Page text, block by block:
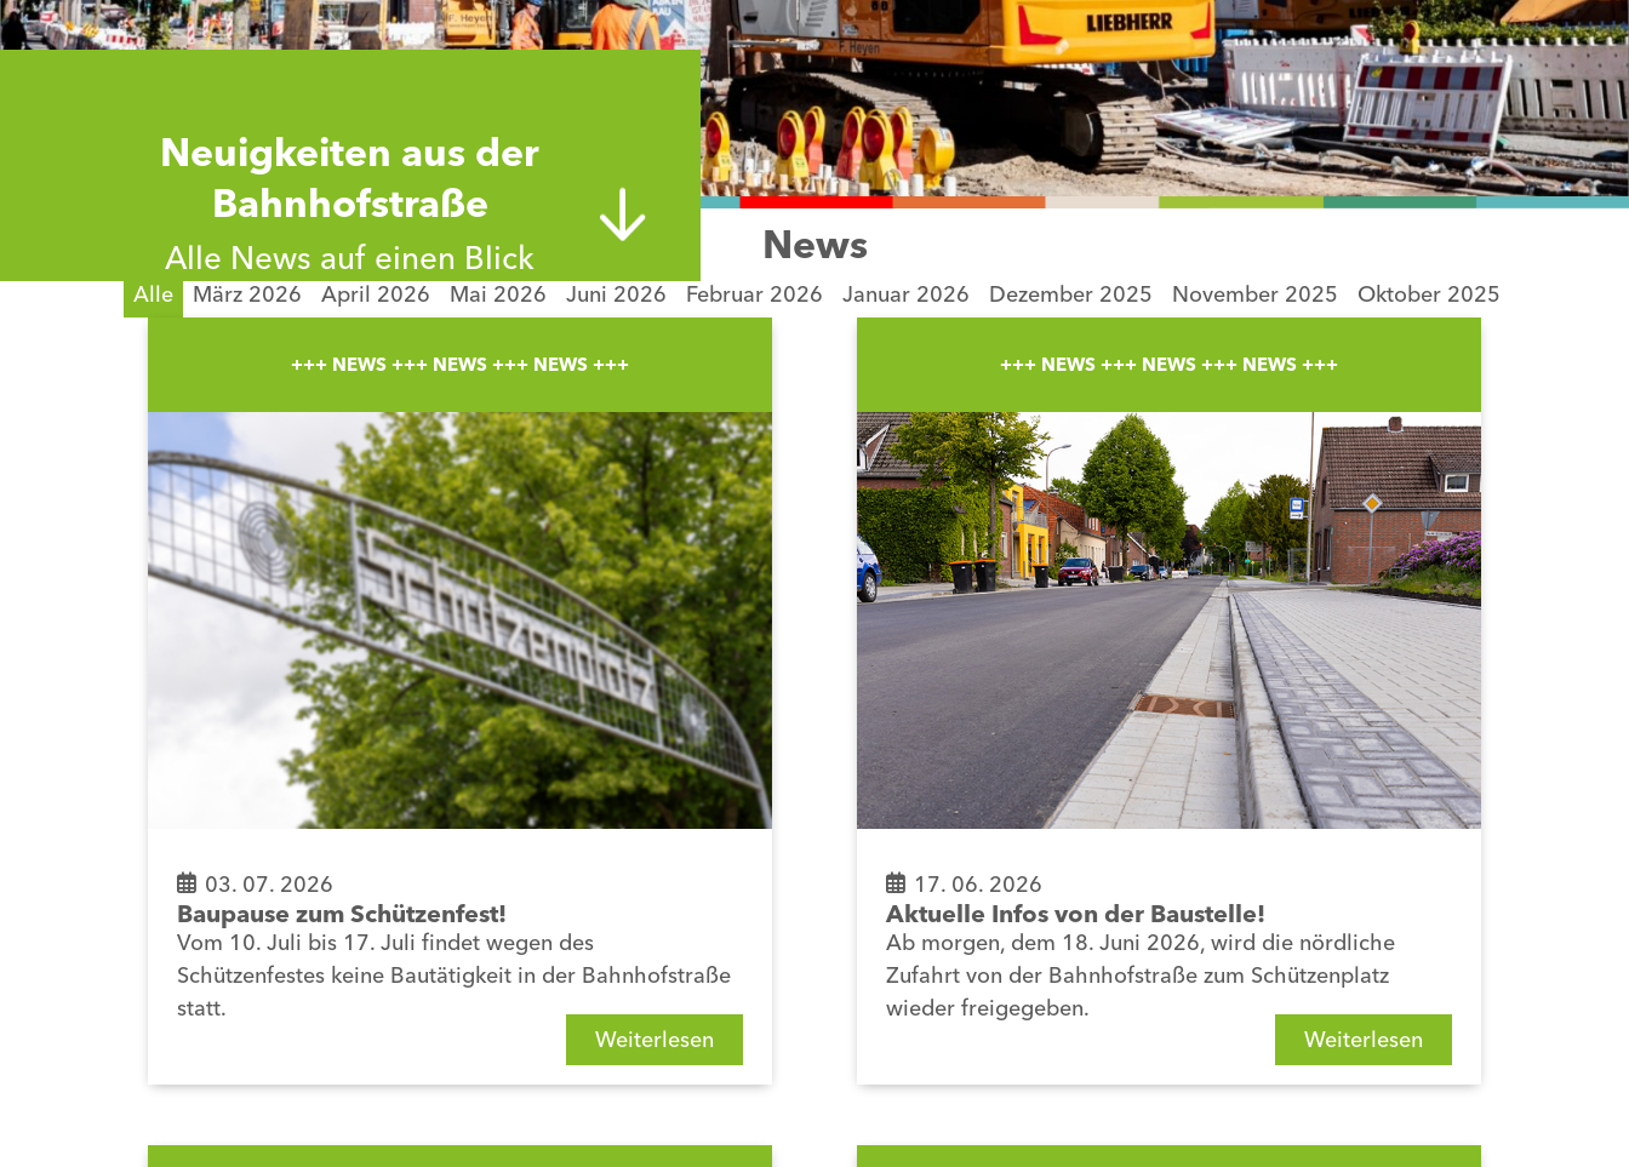
Neuigkeiten aus der
Bahnhofstraße
Alle News auf einen Blick News
März 2026 April 2026 Mai 2026 Juni 2026 Februar 2026 Januar 2026 Dezember 2025 November 2025 Oktober 2025
Alle
+++ NEWS +++ NEWS +++ NEWS +++
03. 07. 2026
Baupause zum Schützenfest!
Vom 10. Juli bis 17. Juli findet wegen des
Schützenfestes keine Bautätigkeit in der Bahnhofstraße
statt.
Weiterlesen
+++ NEWS +++ NEWS +++ NEWS +++
17. 06. 2026
Aktuelle Infos von der Baustelle!
Ab morgen, dem 18. Juni 2026, wird die nördliche
Zufahrt von der Bahnhofstraße zum Schützenplatz
wieder freigegeben.
Weiterlesen